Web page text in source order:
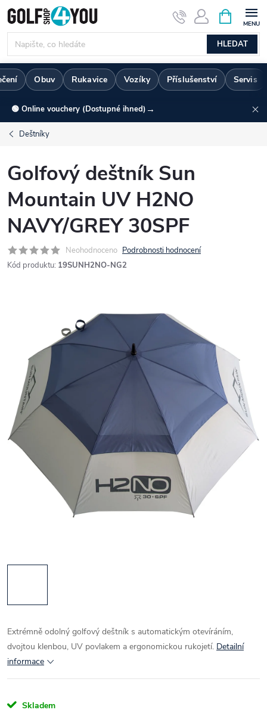
Přejít
na
obsah
HLEDAT
NÁKUPNÍ
KOŠÍK
Obuv Rukavice Vozíky Příslušenství Servis
🟢 Online vouchery (Dostupné ihned) →
Deštníky
Golfový deštník Sun
Mountain UV H2NO
NAVY/GREY 30SPF
Neohodnoceno Podrobnosti hodnocení
Kód produktu: 19SUNH2NO-NG2
Extrémně odolný golfový deštník s automatickým otevíráním,
dvojtou klenbou, UV povlakem a ergonomickou rukojetí. Detailní
informace
Skladem